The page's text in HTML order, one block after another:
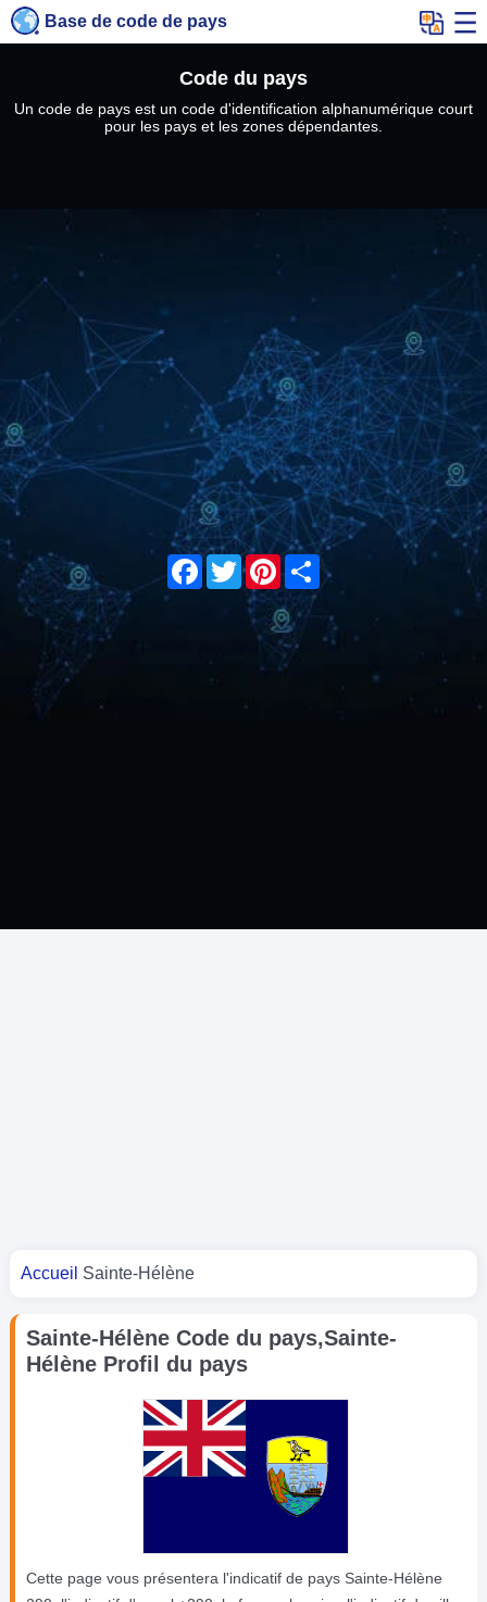
Base de code de pays
Code du pays
Un code de pays est un code d'identification alphanumérique court
pour les pays et les zones dépendantes.
Facebook
TwitterPinterest
Share
Vous êtes ici
Accueil Sainte-Hélène
Sainte-Hélène Code du pays,Sainte-
Hélène Profil du pays
Cette page vous présentera l'indicatif de pays Sainte-Hélène